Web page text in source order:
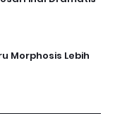
Morphosis Lebih